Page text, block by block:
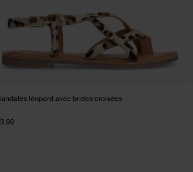
léopard avec brides croisées